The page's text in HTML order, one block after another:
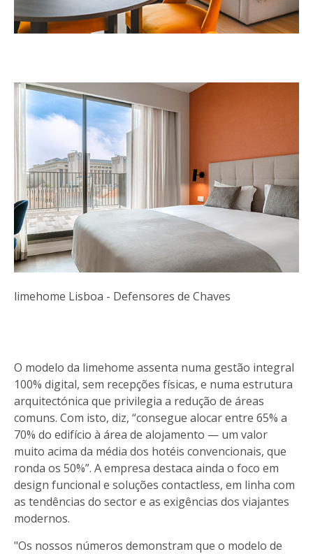
limehome Lisboa - Defensores de Chaves
O modelo da limehome assenta numa gestão integral
100% digital, sem recepções físicas, e numa estrutura
arquitectónica que privilegia a redução de áreas
comuns. Com isto, diz, “consegue alocar entre 65% a
70% do edifício à área de alojamento — um valor
muito acima da média dos hotéis convencionais, que
ronda os 50%”. A empresa destaca ainda o foco em
design funcional e soluções contactless, em linha com
as tendências do sector e as exigências dos viajantes
modernos.
"Os nossos números demonstram que o modelo de